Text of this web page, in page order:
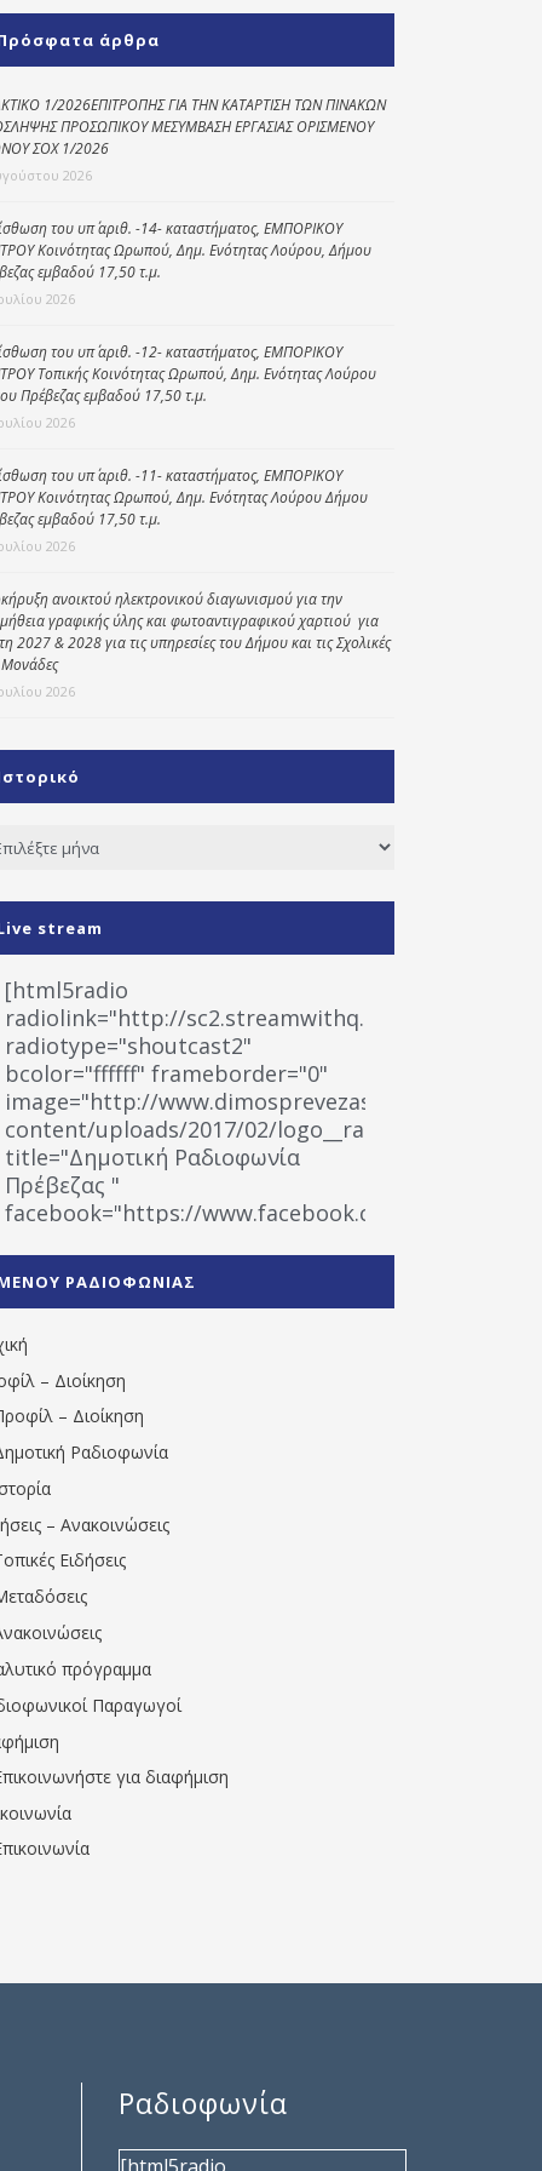
Κοινωνικό
παντοπωλείο
Kοινωνικό
φαρμακείο
Πρόγραμμα
Κέντρο Ημερήσιας
Φροντίδας
Ηλικιωμένων
(Κ.Η.Φ.Η.) Πρέβεζας
άρθρα
1/2026ΕΠΙΤΡΟΠΗΣ ΓΙΑ ΤΗΝ ΚΑΤΑΡΤΙΣΗ ΤΩΝ ΠΙΝΑΚΩΝ
ΠΡΟΣΩΠΙΚΟΥ ΜΕΣΥΜΒΑΣΗ ΕΡΓΑΣΙΑΣ ΟΡΙΣΜΕΝΟΥ
ΣΟΧ 1/2026
2026
του υπ΄ αριθ. -14- καταστήματος, ΕΜΠΟΡΙΚΟΥ
Κοινότητας Ωρωπού, Δημ. Ενότητας Λούρου, Δήμου
εμβαδού 17,50 τ.μ.
2026
του υπ΄ αριθ. -12- καταστήματος, ΕΜΠΟΡΙΚΟΥ
Τοπικής Κοινότητας Ωρωπού, Δημ. Ενότητας Λούρου
Πρέβεζας εμβαδού 17,50 τ.μ.
2026
του υπ΄ αριθ. -11- καταστήματος, ΕΜΠΟΡΙΚΟΥ
Κοινότητας Ωρωπού, Δημ. Ενότητας Λούρου Δήμου
εμβαδού 17,50 τ.μ.
2026
ανοικτού ηλεκτρονικού διαγωνισμού για την
γραφικής ύλης και φωτοαντιγραφικού χαρτιού για
2027 & 2028 για τις υπηρεσίες του Δήμου και τις Σχολικές
2026
stream
[html5radio
radiolink="http://sc2.streamwithq.com:8028/
radiotype="shoutcast2"
bcolor="ffffff" frameborder="0"
image="http://www.dimosprevezas.gr/wp-
content/uploads/2017/02/logo__radiofonias.jpg"
title="Δημοτική Ραδιοφωνία
Πρέβεζας "
facebook="https://www.facebook.com/
1531194763766854/" artist="" ]
ΡΑΔΙΟΦΩΝΙΑΣ
– Διοίκηση
– Διοίκηση
Ραδιοφωνία
– Ανακοινώσεις
Ειδήσεις
πρόγραμμα
Παραγωγοί
για διαφήμιση
Ραδιοφωνία